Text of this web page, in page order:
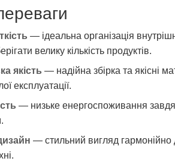
— ідеальна організація
велику кількість продуктів.
якість — надійна збірка та якісні
експлуатації.
— низьке енергоспоживання
— стильний вигляд гармонійно